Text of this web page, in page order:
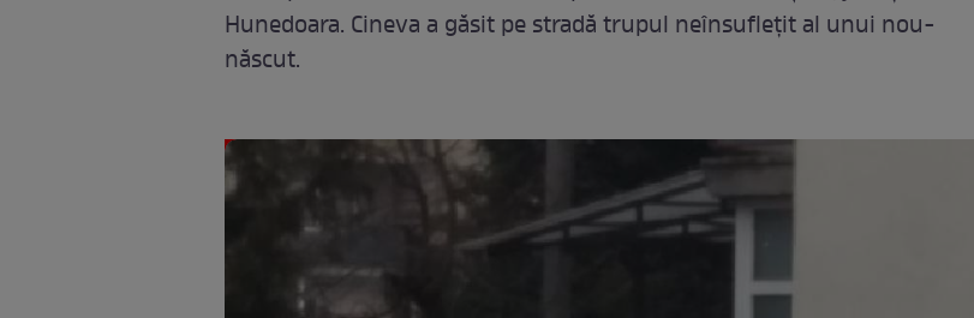
Hunedoara. Cineva a găsit pe stradă trupul neînsufleţit al unui nou-
născut.